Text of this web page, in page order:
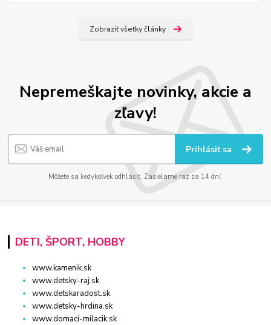
Zobraziť všetky články
Nepremeškajte novinky, akcie a
zľavy!
Prihlásiť sa
Môžete sa kedykoľvek odhlásiť. Zasielame raz za 14 dní.
DETI, ŠPORT, HOBBY
www.kamenik.sk
www.detsky-raj.sk
www.detskaradost.sk
www.detsky-hrdina.sk
www.domaci-milacik.sk